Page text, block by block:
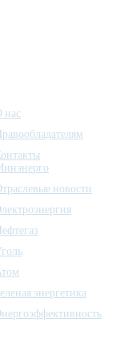
нас
новости
энергетика